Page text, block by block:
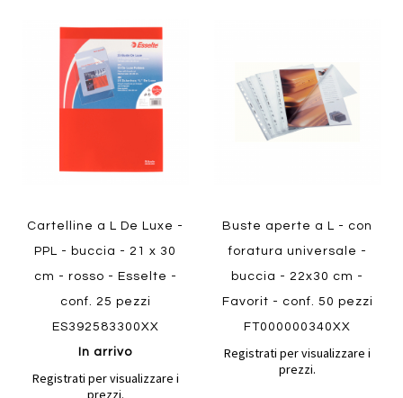
Quickview
Aggiungi
preferiti
Cartelline a L De Luxe -
PPL - buccia - 21 x 30
cm - rosso - Esselte -
conf. 25 pezzi
ES392583300XX
In arrivo
Registrati per visualizzare i
prezzi.
preferiti
Buste aperte a L - con
foratura universale -
buccia - 22x30 cm -
Favorit - conf. 50 pezzi
FT000000340XX
Registrati per visualizzare i
prezzi.